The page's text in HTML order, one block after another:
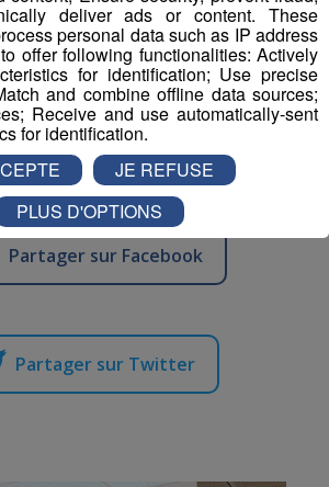
participer aux ravitaillement font
missions qui sont encore à
inscrivez-vous en ligne sur
et ne manquez pas la
qui aura lieu le mercredi 16
aux Houches.
Partager sur Facebook
Partager sur Twitter
deliver ads or content. These
personal data such as IP address
offer following functionalities: Actively
for identification; Use precise
and combine offline data sources;
Receive and use automatically-sent
for identification.
JE REFUSE
PLUS D'OPTIONS